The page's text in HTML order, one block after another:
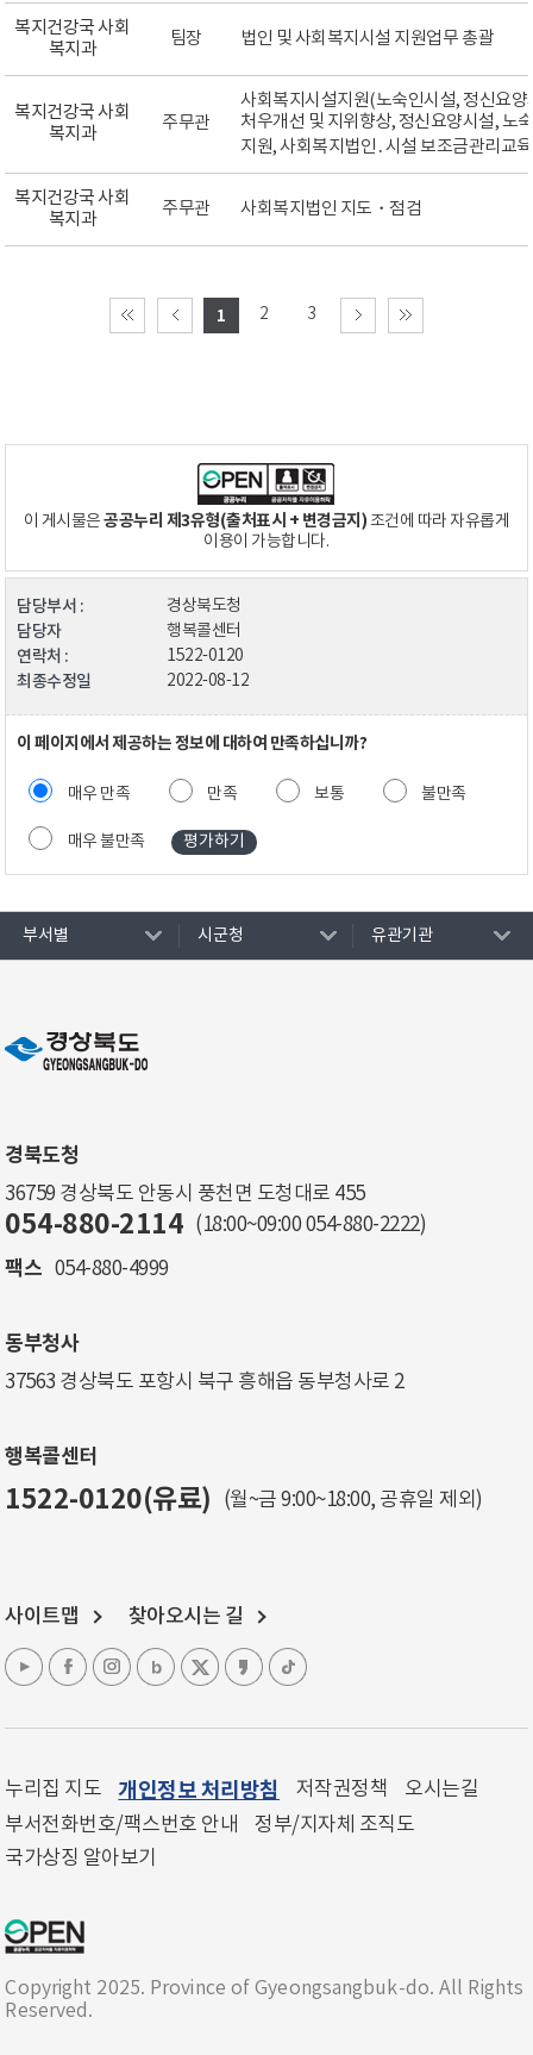
복지건강국 사회
복지과
팀장 법인 및 사회복지시설 지원업무 총괄
복지건강국 사회
복지과
주무관
사회복지시설지원(노숙인시설, 정신요
처우개선 및 지위향상, 정신요양시설, 노
지원, 사회복지법인․시설 보조금관리교
복지건강국 사회
복지과
주무관 사회복지법인 지도・점검
1 2 3
이 게시물은공공누리 제3유형(출처표시 + 변경금지)조건에 따라 자유롭게
이용이 가능합니다.
담당부서 : 경상북도청
담당자 행복콜센터
연락처 : 1522-0120
최종수정일 2022-08-12
이 페이지에서 제공하는 정보에 대하여 만족하십니까?
매우 만족 만족 보통 불만족
매우 불만족
부서별 시군청 유관기관
경북도청
36759 경상북도 안동시 풍천면 도청대로 455
054-880-2114 (18:00~09:00 054-880-2222)
팩스 054-880-4999
동부청사
37563 경상북도 포항시 북구 흥해읍 동부청사로 2
행복콜센터
1522-0120(유료) (월~금 9:00~18:00, 공휴일 제외)
사이트맵 찾아오시는 길
누리집 지도 개인정보 처리방침 저작권정책
오시는길
부서전화번호/팩스번호 안내
정부/지자체 조직도
국가상징 알아보기
Copyright 2025. Province of Gyeongsangbuk-do. All Rights
Reserved.